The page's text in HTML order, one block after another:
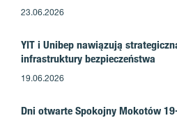
23.06.2026
YIT i Unibep nawiązują
infrastruktury bezpieczeństwa
19.06.2026
Dni otwarte Spokojny Mokotów